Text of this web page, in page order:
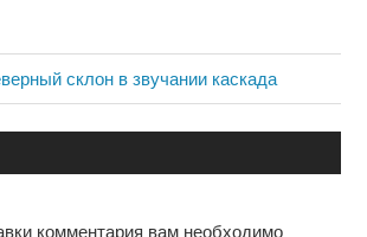
склон в звучании каскада
комментария вам необходимо